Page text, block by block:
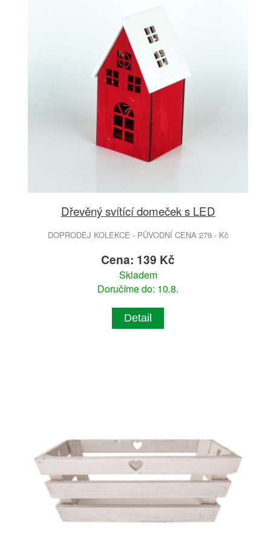
Dřevěný svítící domeček s LED
DOPRODEJ KOLEKCE - PŮVODNÍ CENA 279.- Kč
Cena: 139 Kč
Skladem
Doručíme do: 10.8.
Detail